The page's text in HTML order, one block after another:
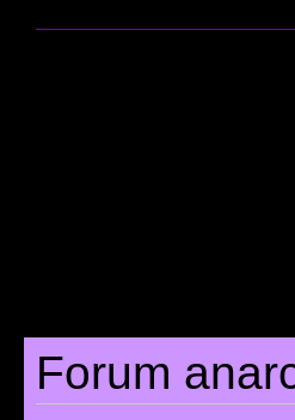
Forum